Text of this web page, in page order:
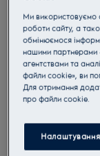
Which?
models have
Buy status.
Ми використовуємо
роботи сайту, а
обмінюємося
нашими партнерами
агентствами та
файли cookie», ви
Для отримання
прo файли cookie.